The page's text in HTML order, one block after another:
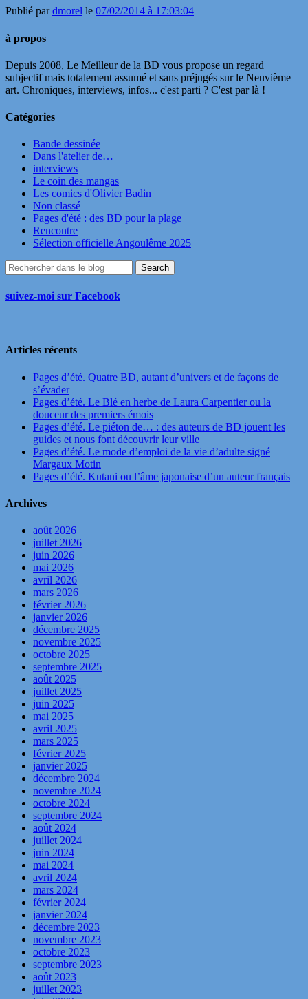
Publié pardmorel le 07/02/2014 à 17:03:04
à propos
Depuis 2008, Le Meilleur de la BD vous propose un regard
subjectif mais totalement assumé et sans préjugés sur le Neuvième
art. Chroniques, interviews, infos... c'est parti ? C'est par là !
Catégories
Bande dessinée
Dans l'atelier de…
interviews
Le coin des mangas
Les comics d'Olivier Badin
Non classé
Pages d'été : des BD pour la plage
Rencontre
Sélection officielle Angoulême 2025
suivez-moi sur Facebook
Articles récents
Pages d’été. Quatre BD, autant d’univers et de façons de
s’évader
Pages d’été. Le Blé en herbe de Laura Carpentier ou la
douceur des premiers émois
Pages d’été. Le piéton de… : des auteurs de BD jouent les
guides et nous font découvrir leur ville
Pages d’été. Le mode d’emploi de la vie d’adulte signé
Margaux Motin
Pages d’été. Kutani ou l’âme japonaise d’un auteur français
Archives
août 2026
juillet 2026
juin 2026
mai 2026
avril 2026
mars 2026
février 2026
janvier 2026
décembre 2025
novembre 2025
octobre 2025
septembre 2025
août 2025
juillet 2025
juin 2025
mai 2025
avril 2025
mars 2025
février 2025
janvier 2025
décembre 2024
novembre 2024
octobre 2024
septembre 2024
août 2024
juillet 2024
juin 2024
mai 2024
avril 2024
mars 2024
février 2024
janvier 2024
décembre 2023
novembre 2023
octobre 2023
septembre 2023
août 2023
juillet 2023